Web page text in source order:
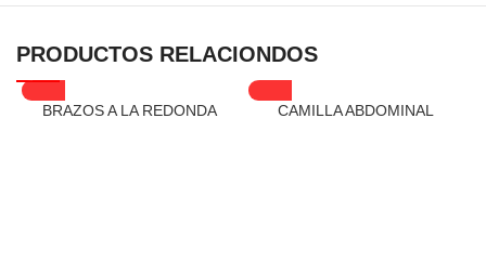
PRODUCTOS RELACIONDOS
BRAZOS A LA REDONDA CAMILLA ABDOMINAL